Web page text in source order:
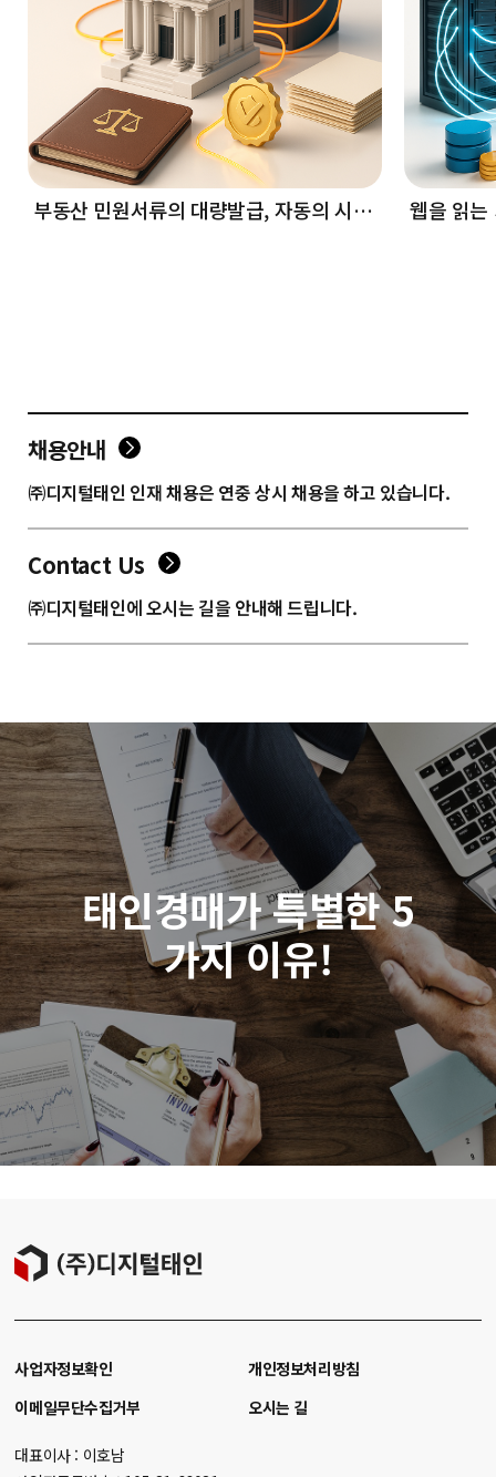
부동산 민원서류의 대량발급, 자동의 시대! 웹을 읽는
채용안내
㈜디지털태인 인재 채용은 연중 상시 채용을 하고 있습니다.
Contact Us
㈜디지털태인에 오시는 길을 안내해 드립니다.
태인경매가 특별한 5
가지 이유!
사업자정보확인
개인정보처리방침
이메일무단수집거부
오시는 길
대표이사 : 이호남